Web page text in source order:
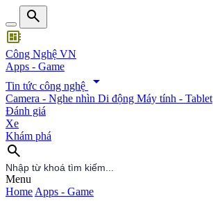
search
developer_board
Công Nghệ VN
Apps - Game
Tin tức công nghệ
arrow_drop_down
Camera - Nghe nhìn Di động Máy tính - Tablet
Đánh giá
Xe
Khám phá
search
search
Menu
Home Apps - Game